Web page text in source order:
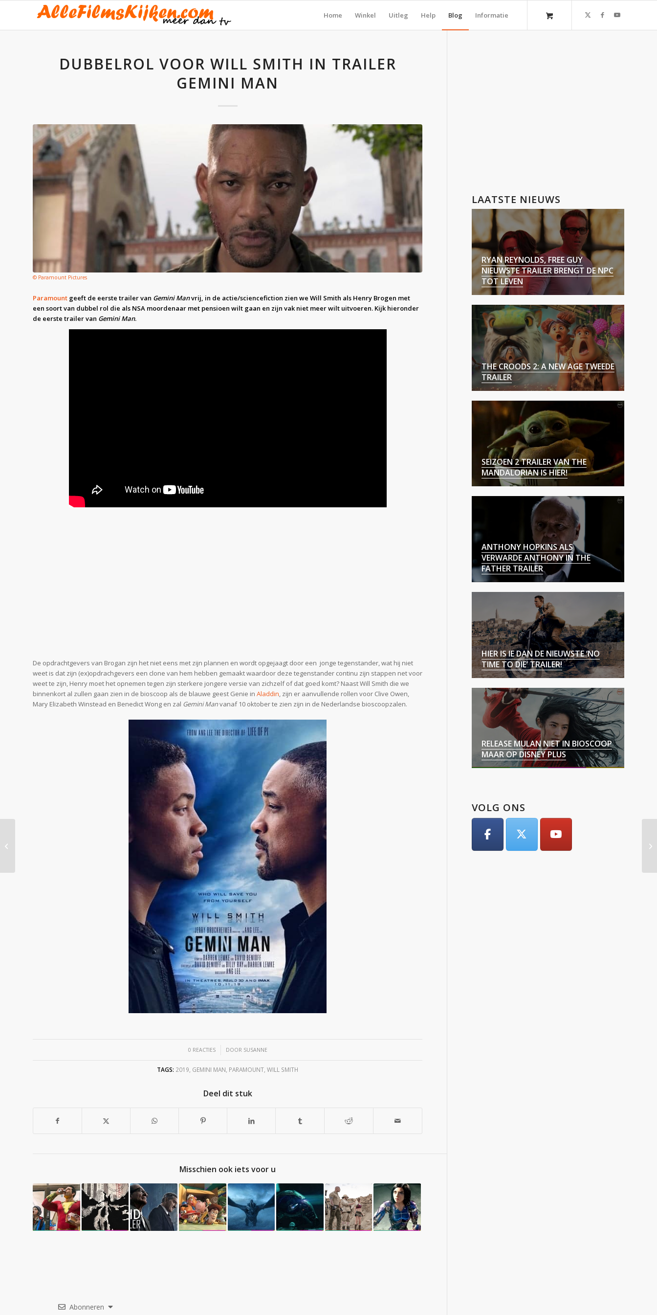
Home Winkel Uitleg Help Blog Informatie
DUBBELROL VOOR WILL SMITH IN TRAILER
GEMINI MAN
© Paramount Pictures
Paramount geeft de eerste trailer van Gemini Manvrij, in de actie/sciencefiction zien we Will Smith als Henry Brogen met
een soort van dubbel rol die als NSA moordenaar met pensioen wilt gaan en zijn vak niet meer wilt uitvoeren. Kijk hieronder
de eerste trailer van Gemini Man.
De opdrachtgevers van Brogan zijn het niet eens met zijn plannen en wordt opgejaagt door een jonge tegenstander, wat hij niet
weet is dat zijn (ex)opdrachgevers een clone van hem hebben gemaakt waardoor deze tegenstander continu zijn stappen net voor
weet te zijn, Henry moet het opnemen tegen zijn sterkere jongere versie van zichzelf of dat goed komt? Naast Will Smith die we
binnenkort al zullen gaan zien in de bioscoop als de blauwe geest Genie in Aladdin, zijn er aanvullende rollen voor Clive Owen,
Mary Elizabeth Winstead en Benedict Wong en zal Gemini Manvanaf 10 oktober te zien zijn in de Nederlandse bioscoopzalen.
0 REACTIES
/ DOOR SUSANNE
TAGS: 2019 GEMINI MAN PARAMOUNT WILL SMITH
Deel dit stuk
Misschien ook iets voor u
Abonneren
LAATSTE NIEUWS
RYAN REYNOLDS, FREE GUY
NIEUWSTE TRAILER BRENGT DE NPC
TOT LEVEN
THE CROODS 2: A NEW AGE TWEEDE
TRAILER
SEIZOEN 2 TRAILER VAN THE
MANDALORIAN IS HIER!
ANTHONY HOPKINS ALS
VERWARDE ANTHONY IN THE
FATHER TRAILER
HIER IS IE DAN DE NIEUWSTE ‘NO
TIME TO DIE’ TRAILER!
RELEASE MULAN NIET IN BIOSCOOP
MAAR OP DISNEY PLUS
VOLG ONS